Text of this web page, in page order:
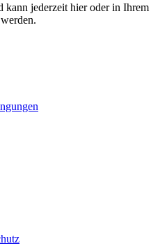
kann jederzeit hier oder in Ihrem